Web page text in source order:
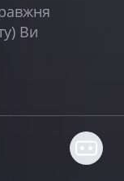
Ви